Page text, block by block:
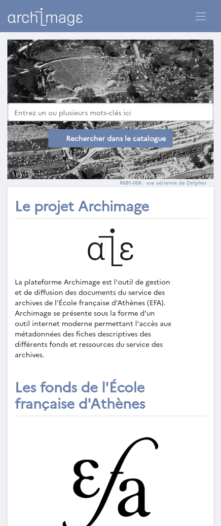
Rechercher dans le catalogue
R681-006 : vue aérienne de Delphes
Le projet Archimage
La plateforme Archimage est l'outil de gestion
et de diffusion des documents du service des
archives de l'École française d'Athènes (EFA).
Archimage se présente sous la forme d'un
outil internet moderne permettant l'accès aux
métadonnées des fiches descriptives des
différents fonds et ressources du service des
archives.
Les fonds de l'École
française d'Athènes